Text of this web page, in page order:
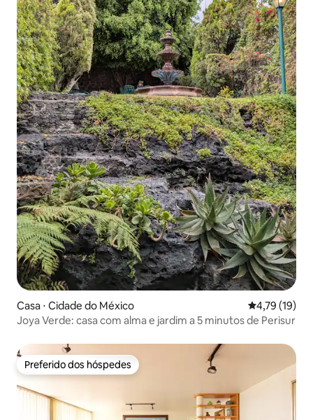
Casa ⋅ Cidade do México 4,79 de uma
4,79 (19)
Joya Verde: casa com alma e jardim a 5 minutos de Perisur
Preferido dos hóspedes
Preferido dos hóspedes